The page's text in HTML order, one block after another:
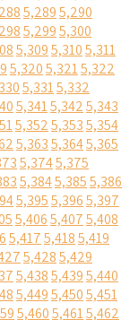
5,2895,290
5,2995,300
5,3095,3105,311
5,3205,3215,322
5,3315,332
5,3415,3425,343
5,3525,3535,354
5,3635,3645,365
5,3745,375
5,3845,3855,386
5,3955,3965,397
5,4065,4075,408
5,4175,4185,419
5,4285,429
5,4385,4395,440
5,4495,4505,451
5,4605,4615,462